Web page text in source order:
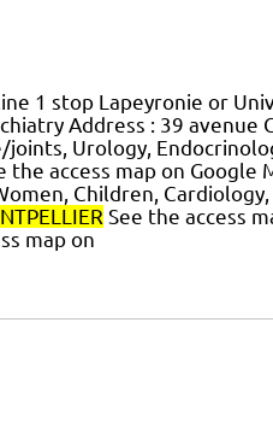
1 stop Lapeyronie or
Address : 39 avenue
Urology,
the access map on Google
Children,
See the access
map on